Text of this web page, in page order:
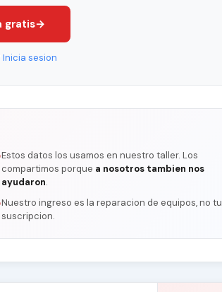
gratis→
Inicia sesion
Estos datos los usamos en nuestro taller. Los
compartimos porque a nosotros tambien nos
ayudaron.
Nuestro ingreso es la reparacion de equipos, no tu
suscripcion.